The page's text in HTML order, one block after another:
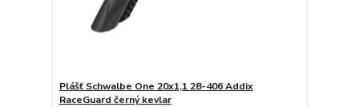
Plášť Schwalbe One 20x1,1 28-406 Addix
RaceGuard černý kevlar